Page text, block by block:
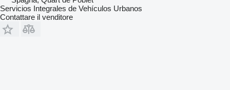
Servicios Integrales de Vehículos Urbanos
Contattare il venditore